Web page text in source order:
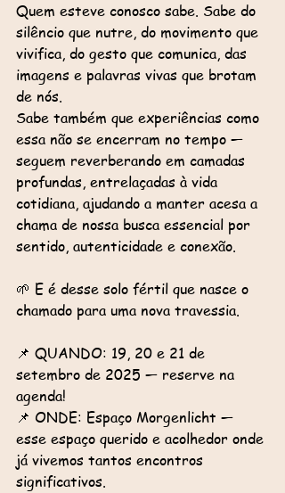
Quem esteve conosco sabe. Sabe do
silêncio que nutre, do movimento que
vivifica, do gesto que comunica, das
imagens e palavras vivas que brotam
de nós.
Sabe também que experiências como
essa não se encerram no tempo —
seguem reverberando em camadas
profundas, entrelaçadas à vida
cotidiana, ajudando a manter acesa a
chama de nossa busca essencial por
sentido, autenticidade e conexão.
🌱 E é desse solo fértil que nasce o
chamado para uma nova travessia.
📌 QUANDO: 19, 20 e 21 de
setembro de 2025 — reserve na
agenda!
📌 ONDE: Espaço Morgenlicht —
esse espaço querido e acolhedor onde
já vivemos tantos encontros
significativos.